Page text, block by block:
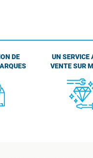
DE
UN SERVICE
VENTE SUR